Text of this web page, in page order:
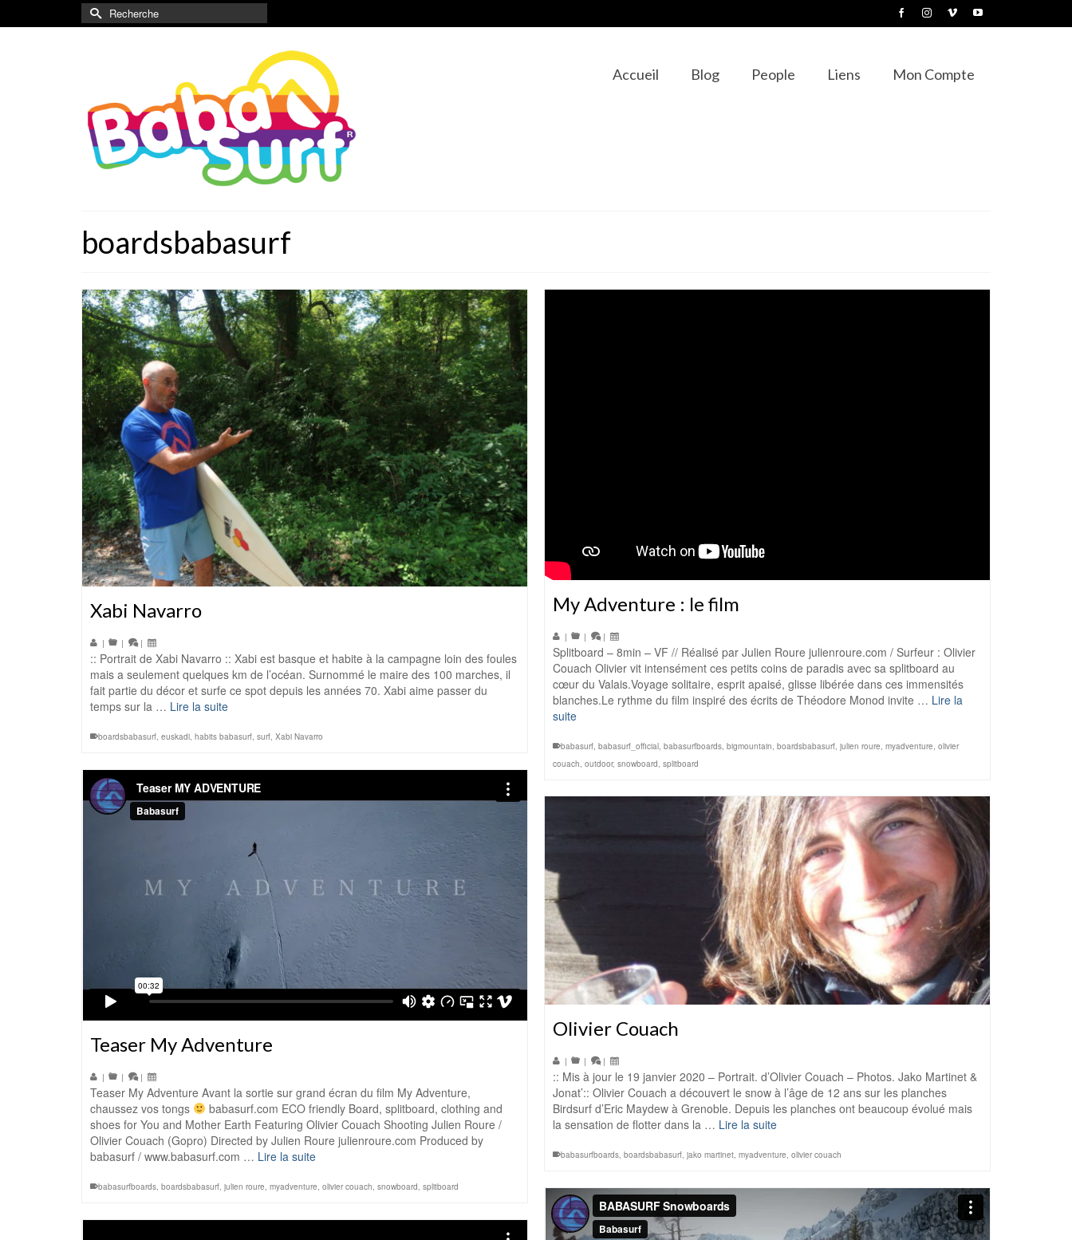
Rechercher :
Accueil Blog People Liens Mon Compte
boardsbabasurf
Xabi Navarro
| | |
:: Portrait de Xabi Navarro :: Xabi est basque et habite à la campagne loin des foules
mais a seulement quelques km de l’océan. Surnommé le maire des 100 marches, il
fait partie du décor et surfe ce spot depuis les années 70. Xabi aime passer du
temps sur la … Lire la suite
boardsbabasurf, euskadi, habits babasurf, surf, Xabi Navarro
My Adventure : le film
| | |
Splitboard – 8min – VF // Réalisé par Julien Roure julienroure.com / Surfeur : Olivier
Couach Olivier vit intensément ces petits coins de paradis avec sa splitboard au
cœur du Valais.Voyage solitaire, esprit apaisé, glisse libérée dans ces immensités
blanches.Le rythme du film inspiré des écrits de Théodore Monod invite … Lire la
suite
babasurf babasurf_official babasurfboards bigmountain boardsbabasurf julien roure myadventure olivier
couach outdoor, snowboard splitboard
Teaser My Adventure
| | |
Teaser My Adventure Avant la sortie sur grand écran du film My Adventure,
chaussez vos tongs
babasurf.com ECO friendly Board, splitboard, clothing and
shoes for You and Mother Earth Featuring Olivier Couach Shooting Julien Roure /
Olivier Couach (Gopro) Directed by Julien Roure julienroure.com Produced by
babasurf / www.babasurf.com … Lire la suite
babasurfboards, boardsbabasurf, julien roure, myadventure, olivier couach, snowboard, splitboard
Olivier Couach
| | |
:: Mis à jour le 19 janvier 2020 – Portrait. d’Olivier Couach – Photos. Jako Martinet &
Jonat’:: Olivier Couach a découvert le snow à l’âge de 12 ans sur les planches
Birdsurf d’Eric Maydew à Grenoble. Depuis les planches ont beaucoup évolué mais
la sensation de flotter dans la … Lire la suite
babasurfboards, boardsbabasurf, jako martinet, myadventure, olivier couach